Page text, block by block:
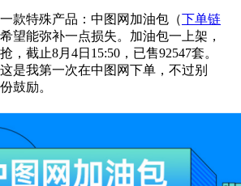
款特殊产品：中图网加油包（下单链
望能弥补一点损失。加油包一上架，
，截止8月4日15:50，已售92547套。
是我第一次在中图网下单，不过别
鼓励。